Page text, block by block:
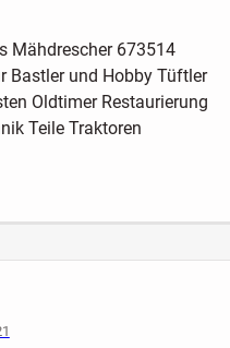
Mähdrescher 673514
Bastler und Hobby Tüftler
Oldtimer Restaurierung
Teile Traktoren